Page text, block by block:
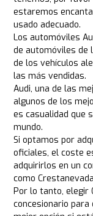
estaremos
usado adecuado.
Los automóviles
de automóviles de
de los vehículos
las más vendidas.
Audi, una de las
algunos de los
es casualidad que
mundo.
Si optamos por
oficiales, el coste
adquirirlos en un
como
Por lo tanto, elegir
concesionario para